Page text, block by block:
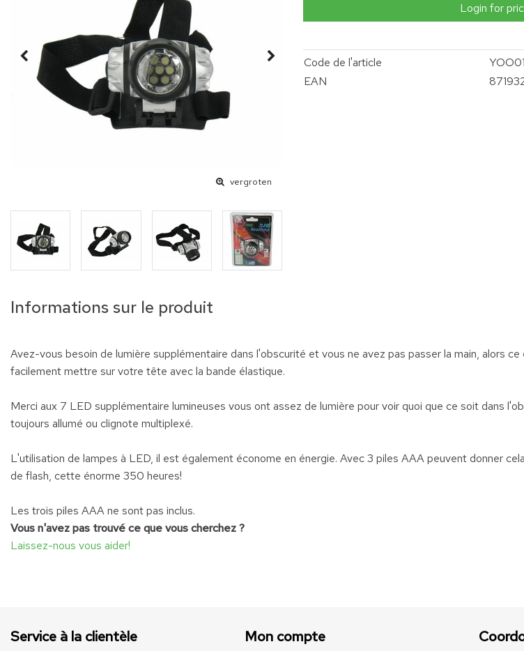
vergroten
Login for
Code de l'article
EAN
Informations sur le produit
Avez-vous besoin de lumière supplémentaire dans l'obscurité et vous ne avez pas passer la main, alors
facilement mettre sur votre tête avec la bande élastique.
Merci aux 7 LED supplémentaire lumineuses vous ont assez de lumière pour voir quoi que ce soit dans
toujours allumé ou clignote multiplexé.
L'utilisation de lampes à LED, il est également économe en énergie. Avec 3 piles AAA peuvent donner
de flash, cette énorme 350 heures!
Les trois piles AAA ne sont pas inclus.
Vous n'avez pas trouvé ce que vous cherchez ?
Laissez-nous vous aider!
Service à la clientèle Mon compte